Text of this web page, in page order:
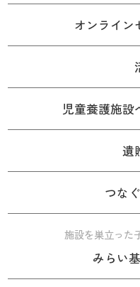
オンライン
児童養護施設
遺
つな
施設を巣立った
みらい